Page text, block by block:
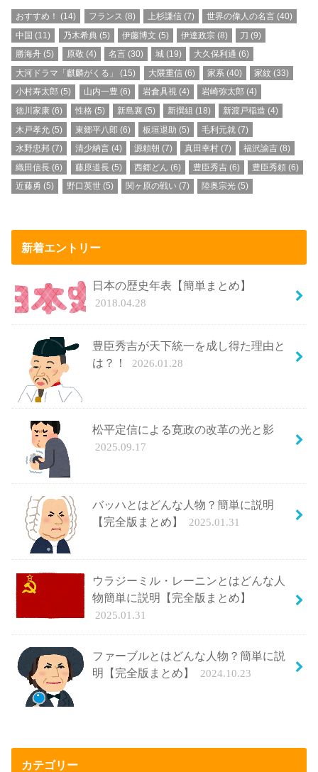
おすすめ！ (14) フランス (8) 上杉謙信(7) 世界の偉人の名言 (40)
中国 (11) 乃木希典(5) 伊藤博文 (5) 伊達政宗 (8) 刀 (9)
勝海舟 (5) 原敬 (4) 名言(30) 城 (19) 大久保利通 (6)
大河ドラマ「麒麟がくる」
(15) 大隈重信(6) 家系(40) 家紋 (33)
小村寿太郎 (5) 山内一豊 (6) 岩倉具視(4) 岩崎弥太郎 (4)
徳川家康 (6) 性格 (5) 新島襄 (5) 新撰組 (18) 新渡戸稲造 (4)
木戸孝允 (5) 東郷平八郎 (6) 板垣退助 (5) 毛利元就 (7)
水野忠邦 (7) 清少納言(4) 源頼朝 (7) 真田幸村 (7) 福沢諭吉 (8)
織田信長 (6) 藤原道長(5) 西郷どん (6) 豊臣秀吉 (6) 豊臣秀頼 (6)
近藤勇 (5) 野口英世(5) 関ヶ原の戦い(7) 陸奥宗光 (5)
新着エントリー
日本の歴史年表【簡単まとめ】
2018.04.28
豊臣秀吉が天下統一を成し得た理由と
は？！
2026.01.28
松平定信による寛政の改革の光と影
2025.09.17
バッハとはどんな人物？簡単に説明
【完全版まとめ】
2025.01.31
ウラジーミル・レーニンとはどんな人
物簡単に説明【完全版まとめ】
2025.01.31
ファーブルとはどんな人物？簡単に説
明【完全版まとめ】
2024.10.23
カテゴリー